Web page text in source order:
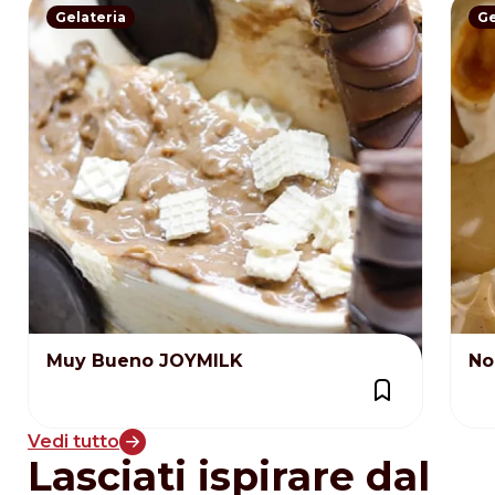
Gelateria
Muy Bueno JOYMILK
Vedi tutto
Lasciati ispirare dal